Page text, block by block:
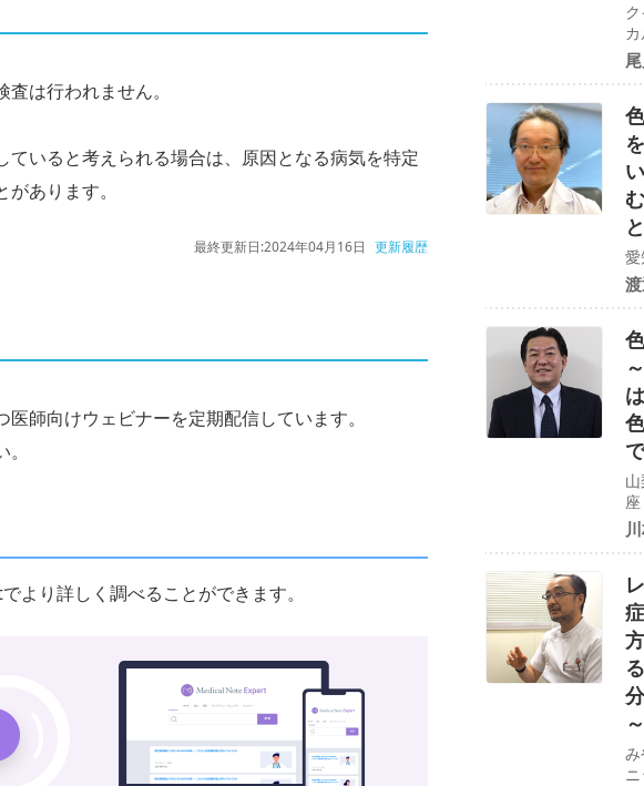
は行われません。
いると考えられる場合は、原因となる病気を特定
あります。
最終更新日:2024年04月16日 更新履歴
師向けウェビナーを定期配信しています。
り詳しく調べることができます。
～